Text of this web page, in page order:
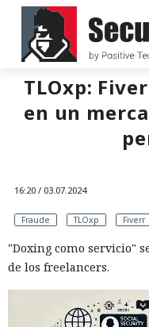
TLOxp:
en un
16:20 / 03.07.2024
Fraude TLOxp Fiverr
"Doxing como servicio"
de los freelancers.